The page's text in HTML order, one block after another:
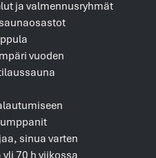
ja valmennusryhmät
vuoden
sinua varten
70 h viikossa